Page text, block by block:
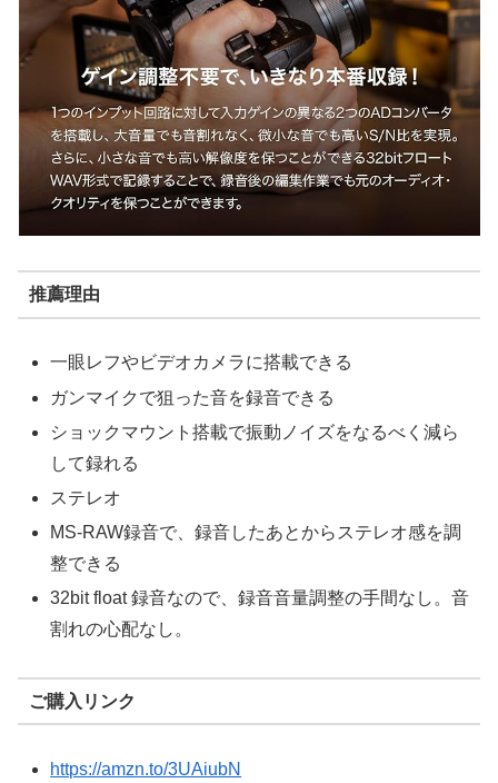
推薦理由
一眼レフやビデオカメラに搭載できる
ガンマイクで狙った音を録音できる
ショックマウント搭載で振動ノイズをなるべく減ら
して録れる
ステレオ
MS-RAW録音で、録音したあとからステレオ感を調
整できる
32bit float 録音なので、録音音量調整の手間なし。音
割れの心配なし。
ご購入リンク
https://amzn.to/3UAiubN